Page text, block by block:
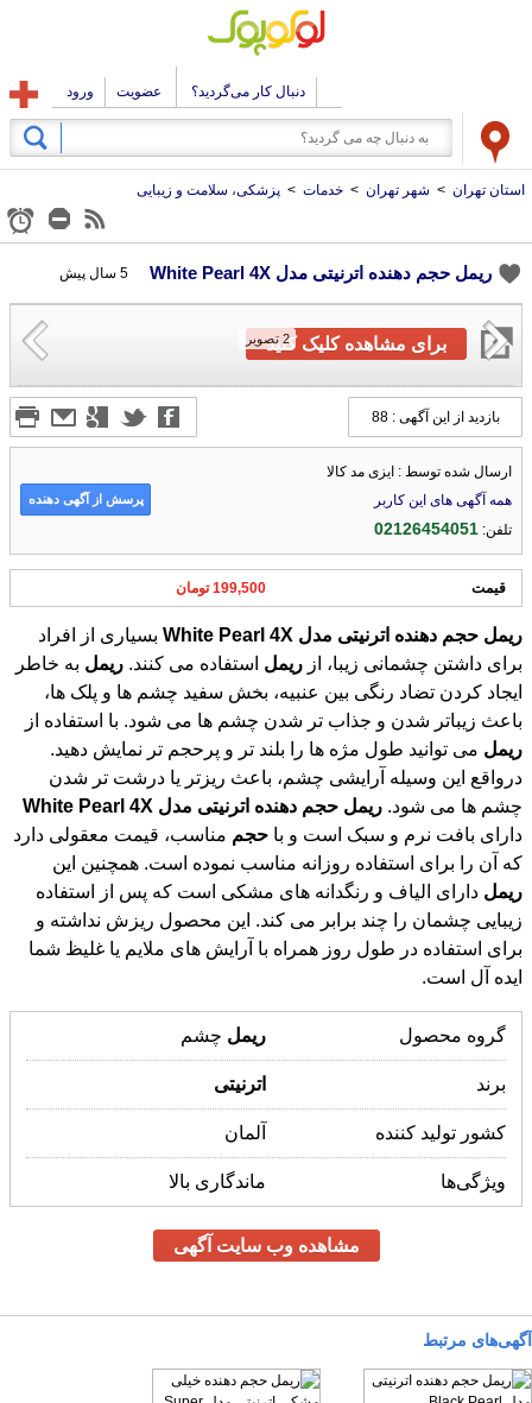
دنبال کار می‌گردید؟ عضویت ورود
استان تهران > شهر تهران > خدمات > پزشکی، سلامت و زیبایی
ریمل حجم دهنده اترنیتی مدل White Pearl 4X 5 سال پیش
2 تصویربرای مشاهده کلیک کنید
بازدید از این آگهی : 88
ارسال شده توسط : ایزی مد کالا
همه آگهی های این کاربر
تلفن:02126454051
پرسش از آگهی دهنده
قیمت 199,500 تومان
ریمل حجم دهنده اترنیتی مدل White Pearl 4X
بسیاری از افراد
برای داشتن چشمانی زیبا، از ریمل استفاده می کنند. ریمل به خاطر
ایجاد کردن تضاد رنگی بین عنبیه، بخش سفید چشم ها و پلک ها،
باعث زیباتر شدن و جذاب تر شدن چشم ها می شود. با استفاده از
ریمل می توانید طول مژه ها را بلند تر و پرحجم تر نمایش دهید.
درواقع این وسیله آرایشی چشم، باعث ریزتر یا درشت تر شدن
چشم ها می شود. ریمل حجم دهنده اترنیتی مدل White Pearl 4X
دارای بافت نرم و سبک است و با حجم مناسب، قیمت معقولی دارد
که آن را برای استفاده روزانه مناسب نموده است. همچنین این
ریمل دارای الیاف و رنگدانه های مشکی است که پس از استفاده
زیبایی چشمان را چند برابر می کند. این محصول ریزش نداشته و
برای استفاده در طول روز همراه با آرایش های ملایم یا غلیظ شما
ایده آل است.
گروه محصول ریمل چشم
برند اترنیتی
کشور تولید کننده آلمان
ویژگی‌ها ماندگاری بالا
مشاهده وب سایت آگهی
آگهی‌های مرتبط